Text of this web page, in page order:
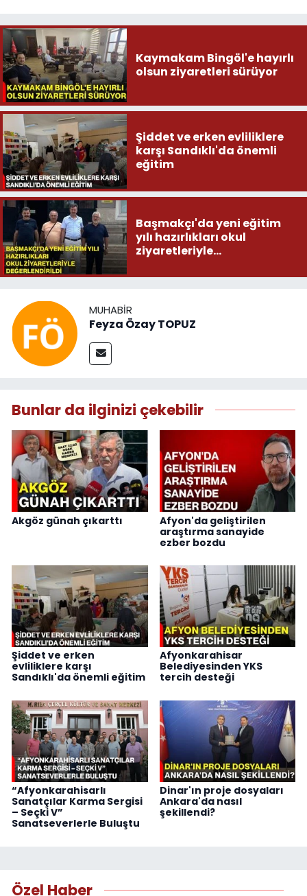
Kaymakam Bingöl'e hayırlı
olsun ziyaretleri sürüyor
Şiddet ve erken evliliklere
karşı Sandıklı'da önemli
eğitim
Başmakçı'da yeni eğitim
yılı hazırlıkları okul
ziyaretleriyle
MUHABIR
Feyza Özay TOPUZ
Bunlar da ilginizi çekebilir
Akgöz günah çıkarttı
Afyon'da geliştirilen
araştırma sanayide
ezber bozdu
Şiddet ve erken
evliliklere karşı
Sandıklı'da önemli eğitim
Afyonkarahisar
Belediyesinden YKS
tercih desteği
“Afyonkarahisarlı
Sanatçılar Karma Sergisi
– Seçki V”
Sanatseverlerle Buluştu
Dinar'ın proje dosyaları
Ankara'da nasıl
şekillendi?
Özel Haber